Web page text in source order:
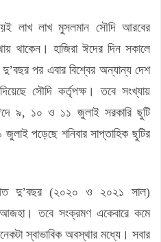
লাখ লাখ মুসলমান সৌদি আরবের
থাকেন। হাজিরা ঈদের দিন সকালে
পর এবার বিশ্বের অন্যান্য দেশ
সৌদি কর্তৃপক্ষ। তবে সংখ্যায়
৯, ১০ ও ১১ জুলাই সরকারি ছুটি
পড়েছে শনিবার সাপ্তাহিক ছুটির
গত দু’বছর (২০২০ ও ২০২১ সাল)
আজহা। তবে সংক্রমণ একেবারে কমে
স্বাভাবিক অবস্থার মধ্যে। সবার